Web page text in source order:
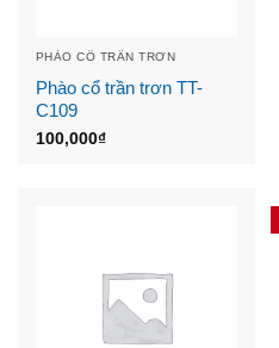
PHÀO CỔ TRẦN TRƠN
Phào cổ trần trơn TT-
C109
100,000₫